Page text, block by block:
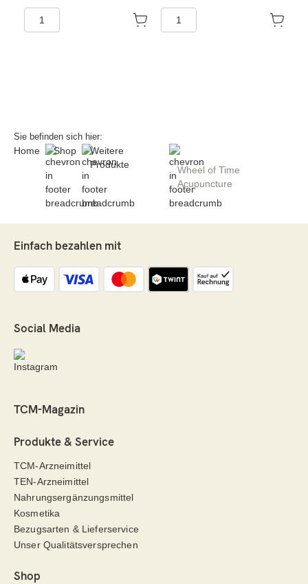
Sie befinden sich hier:
Home Shop
Weitere
Produkte
Wheel of Time
Acupuncture
Einfach bezahlen mit
Social Media
TCM-Magazin
Produkte & Service
TCM-Arzneimittel
TEN-Arzneimittel
Nahrungsergänzungsmittel
Kosmetika
Bezugsarten & Lieferservice
Unser Qualitätsversprechen
Shop